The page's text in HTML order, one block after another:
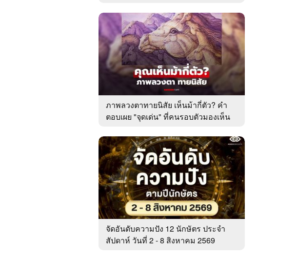
ภาพลวงตาทายนิสัย เห็นม้ากี่ตัว? คำ
ตอบเผย "จุดเด่น" ที่คนรอบตัวมองเห็น
จัดอันดับความปัง 12 นักษัตร ประจำ
สัปดาห์ วันที่ 2 - 8 สิงหาคม 2569